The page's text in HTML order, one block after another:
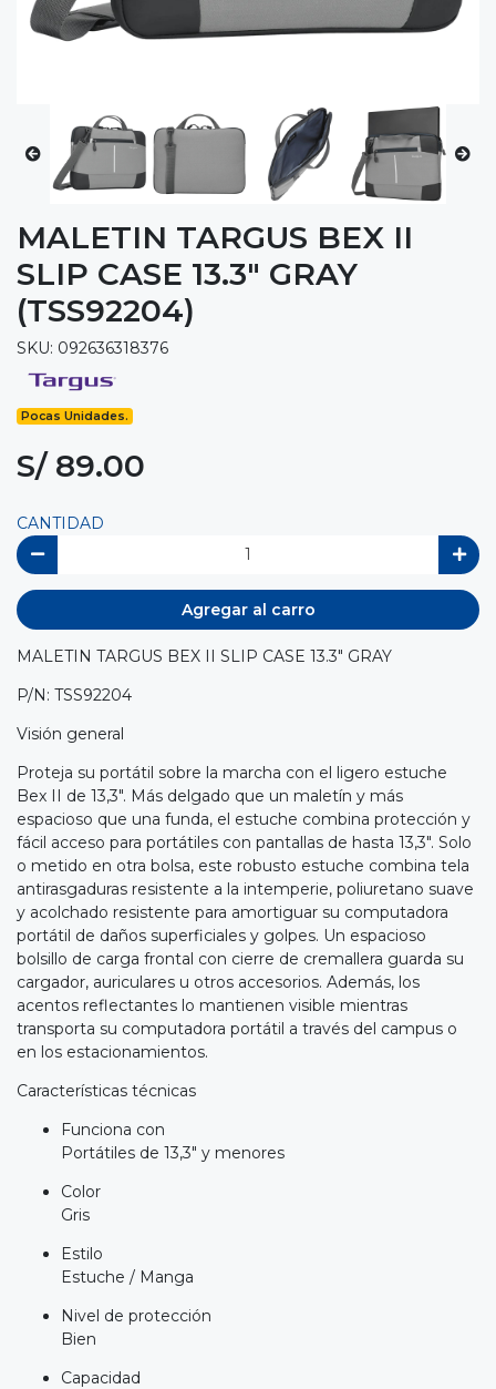
MALETIN TARGUS BEX II
SLIP CASE 13.3" GRAY
(TSS92204)
SKU: 092636318376
Pocas Unidades.
S/ 89.00
CANTIDAD
Agregar al carro
MALETIN TARGUS BEX II SLIP CASE 13.3" GRAY
P/N: TSS92204
Visión general
Proteja su portátil sobre la marcha con el ligero estuche
Bex II de 13,3". Más delgado que un maletín y más
espacioso que una funda, el estuche combina protección y
fácil acceso para portátiles con pantallas de hasta 13,3". Solo
o metido en otra bolsa, este robusto estuche combina tela
antirasgaduras resistente a la intemperie, poliuretano suave
y acolchado resistente para amortiguar su computadora
portátil de daños superficiales y golpes. Un espacioso
bolsillo de carga frontal con cierre de cremallera guarda su
cargador, auriculares u otros accesorios. Además, los
acentos reflectantes lo mantienen visible mientras
transporta su computadora portátil a través del campus o
en los estacionamientos.
Características técnicas
Funciona con
Portátiles de 13,3" y menores
Color
Gris
Estilo
Estuche / Manga
Nivel de protección
Bien
Capacidad